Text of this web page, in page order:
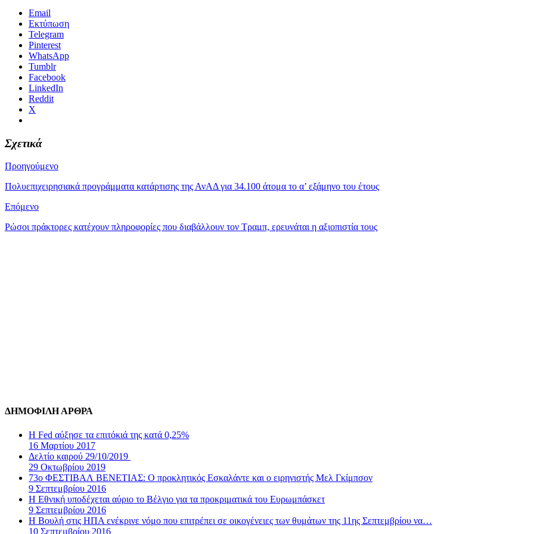
Email
Εκτύπωση
Telegram
Pinterest
WhatsApp
Tumblr
Facebook
LinkedIn
Reddit
X
Σχετικά
Προηγούμενο
Πολυεπιχειρησιακά προγράμματα κατάρτισης της ΑνΑΔ για 34.100 άτομα το α’ εξάμηνο του έτους
Επόμενο
Ρώσοι πράκτορες κατέχουν πληροφορίες που διαβάλλουν τον Τραμπ, ερευνάται η αξιοπιστία τους
ΔΗΜΟΦΙΛΗ ΑΡΘΡΑ
Η Fed αύξησε τα επιτόκιά της κατά 0,25%
16 Μαρτίου 2017
Δελτίο καιρού 29/10/2019
29 Οκτωβρίου 2019
73ο ΦΕΣΤΙΒΑΛ ΒΕΝΕΤΙΑΣ: Ο προκλητικός Εσκαλάντε και ο ειρηνιστής Μελ Γκίμπσον
9 Σεπτεμβρίου 2016
Η Εθνική υποδέχεται αύριο το Βέλγιο για τα προκριματικά του Ευρωμπάσκετ
9 Σεπτεμβρίου 2016
Η Βουλή στις ΗΠΑ ενέκρινε νόμο που επιτρέπει σε οικογένειες των θυμάτων της 11ης Σεπτεμβρίου να…
10 Σεπτεμβρίου 2016